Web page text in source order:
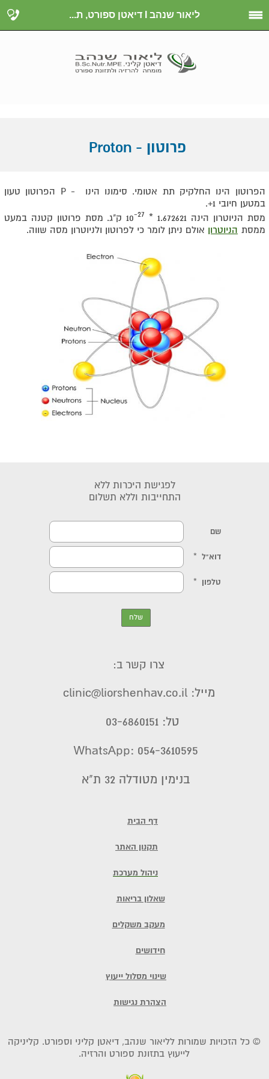
ליאור שנהב I דיאטן ספורט, ת...
פרוטון - Proton
הפרוטון הינו החלקיק תת אטומי. סימונו הינו - P הפרוטון טעון
במטען חיובי 1+.
מסת הניוטרון הינה 1.672621 * 10
-27
ק"ג. מסת פרוטון קטנה במעט
ממסת הניוטרון אולם ניתן לומר כי לפרוטון ולניוטרון מסה שווה.
© כל הזכויות שמורות לליאור שנהב, דיאטן קליני וספורט. קליניקה
לייעוץ בתזונת ספורט והרזיה.
דף הבית
תקנון האתר
ניהול מערכת
שאלון בריאות
מעקב משקלים
חידושים
שינוי מסלול ייעוץ
הצהרת נגישות
לפגישת היכרות ללא
התחייבות וללא תשלום
בנימין מטודלה 32 ת"א
צרו קשר ב:
מייל: clinic@liorshenhav.co.il
טל: 03-6860151
WhatsApp: 054-3610595